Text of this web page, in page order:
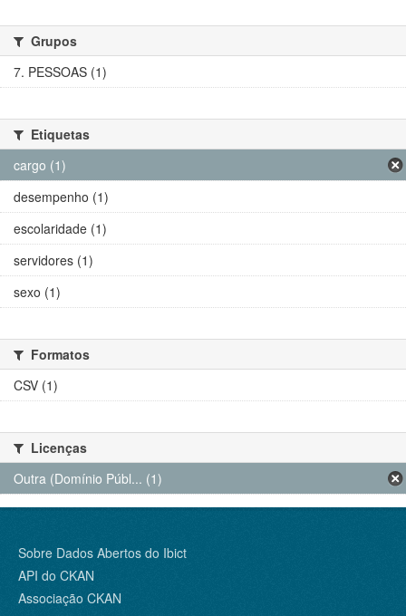
Grupos
7. PESSOAS (1)
Etiquetas
cargo (1)
desempenho (1)
escolaridade (1)
servidores (1)
sexo (1)
Formatos
CSV (1)
Licenças
Outra (Domínio Públ... (1)
Sobre Dados Abertos do Ibict
API do CKAN
Associação CKAN